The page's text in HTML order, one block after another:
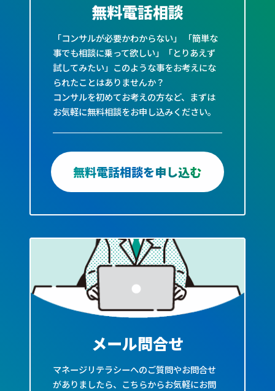
無料電話相談
「コンサルが必要かわからない」 「簡単な
事でも相談に乗って欲しい」「とりあえず
試してみたい」このような事をお考えにな
られたことはありませんか？
コンサルを初めてお考えの方など、まずは
お気軽に無料相談をお申し込みください。
無料電話相談を申し込む
メール問合せ
マネージリテラシーへのご質問やお問合せ
がありましたら、こちらからお気軽にお問